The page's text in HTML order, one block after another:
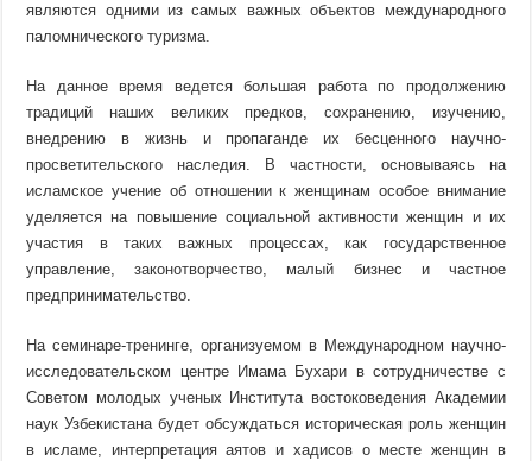
являются одними из самых важных объектов международного
паломнического туризма.
На данное время ведется большая работа по продолжению
традиций наших великих предков, сохранению, изучению,
внедрению в жизнь и пропаганде их бесценного научно-
просветительского наследия. В частности, основываясь на
исламское учение об отношении к женщинам особое внимание
уделяется на повышение социальной активности женщин и их
участия в таких важных процессах, как государственное
управление, законотворчество, малый бизнес и частное
предпринимательство.
На семинаре-тренинге, организуемом в Международном научно-
исследовательском центре Имама Бухари в сотрудничестве с
Советом молодых ученых Института востоковедения Академии
наук Узбекистана будет обсуждаться историческая роль женщин
в исламе, интерпретация аятов и хадисов о месте женщин в